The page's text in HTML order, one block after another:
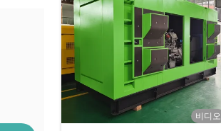
비디오